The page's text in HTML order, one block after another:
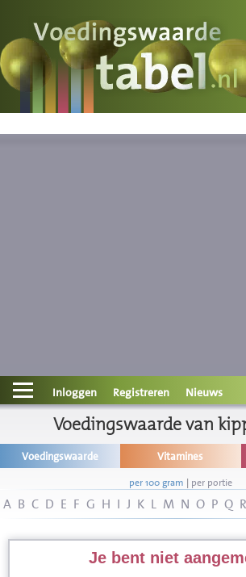
Voedingswaarde
Wat is wat?
Contact
Informatie
Disclaimer
Inloggen Registreren Nieuws
Voedingswaarde van
Voedingswaarde Vitamines
per 100 gram | per portie
A B C D E F G H I J K L M N O P Q R
Je bent niet